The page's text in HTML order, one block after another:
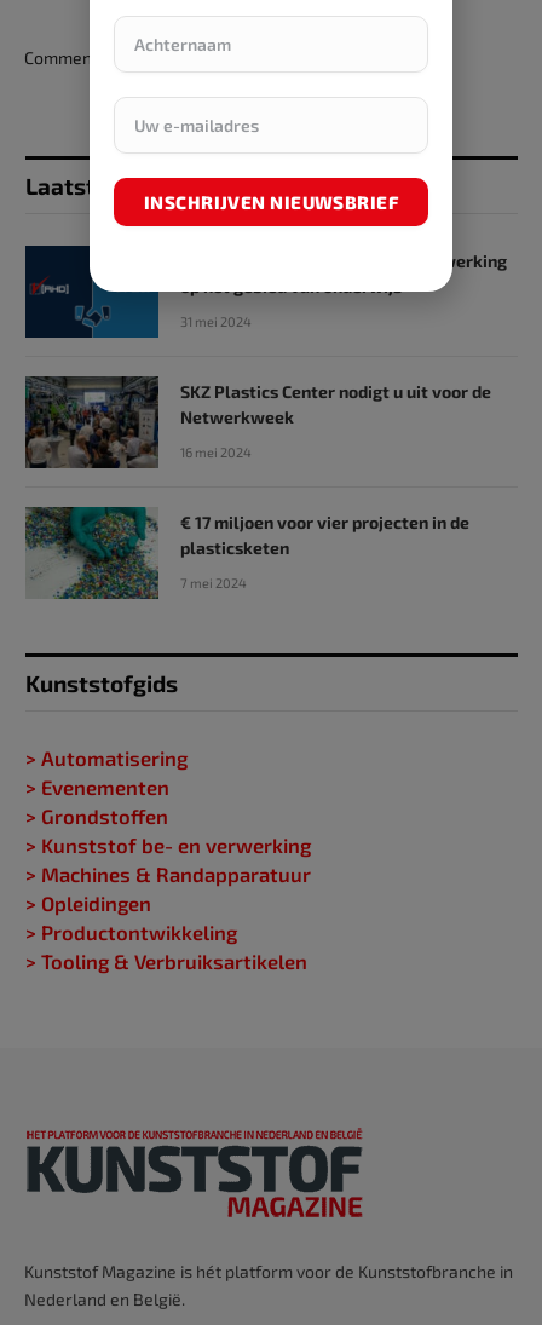
Comments are closed.
Laatst toegevoegd
SKZ en RHD GmbH starten samenwerking
op het gebied van onderwijs
31 mei 2024
SKZ Plastics Center nodigt u uit voor de
Netwerkweek
16 mei 2024
€ 17 miljoen voor vier projecten in de
plasticsketen
7 mei 2024
Kunststofgids
> Automatisering
> Evenementen
> Grondstoffen
> Kunststof be- en verwerking
> Machines & Randapparatuur
> Opleidingen
> Productontwikkeling
> Tooling & Verbruiksartikelen
Kunststof Magazine is hét platform voor de Kunststofbranche in
Nederland en België.
INSCHRIJVEN NIEUWSBRIEF